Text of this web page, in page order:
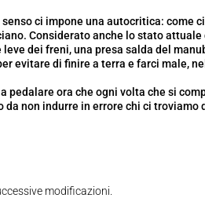
ci impone una autocritica: come
Considerato anche lo stato attuale
dei freni, una presa salda del
evitare di finire a terra e farci male,
ora che ogni volta che si
non indurre in errore chi ci troviamo
modificazioni.